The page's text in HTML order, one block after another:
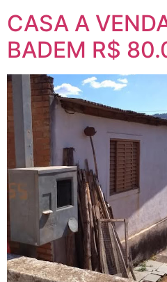
CASA A
BADEM R$